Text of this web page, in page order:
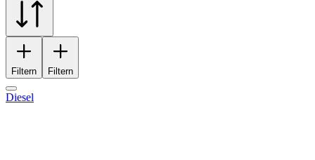
Filtern Filtern
Diesel